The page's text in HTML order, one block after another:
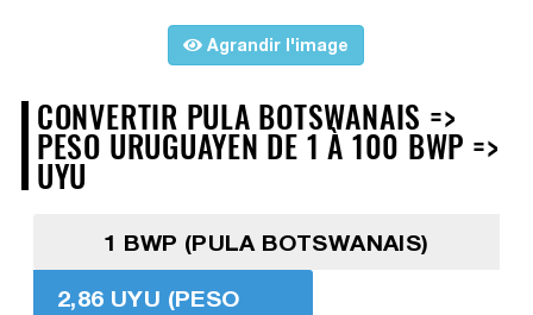
Agrandir l'image
CONVERTIR PULA BOTSWANAIS =>
PESO URUGUAYEN DE 1 À 100 BWP =>
UYU
1 BWP (PULA BOTSWANAIS)
2,86 UYU (PESO